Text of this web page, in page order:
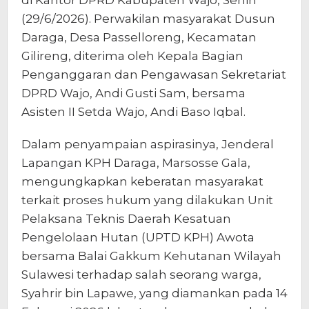
(29/6/2026). Perwakilan masyarakat Dusun
Daraga, Desa Passelloreng, Kecamatan
Gilireng, diterima oleh Kepala Bagian
Penganggaran dan Pengawasan Sekretariat
DPRD Wajo, Andi Gusti Sam, bersama
Asisten II Setda Wajo, Andi Baso Iqbal.
Dalam penyampaian aspirasinya, Jenderal
Lapangan KPH Daraga, Marsosse Gala,
mengungkapkan keberatan masyarakat
terkait proses hukum yang dilakukan Unit
Pelaksana Teknis Daerah Kesatuan
Pengelolaan Hutan (UPTD KPH) Awota
bersama Balai Gakkum Kehutanan Wilayah
Sulawesi terhadap salah seorang warga,
Syahrir bin Lapawe, yang diamankan pada 14